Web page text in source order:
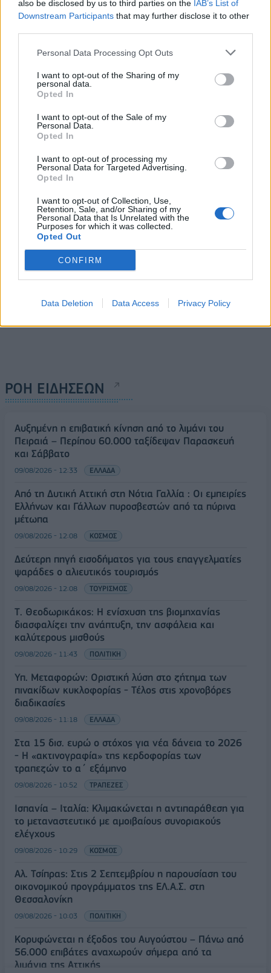
also be disclosed by us to third parties on the IAB’s List of
Downstream Participants that may further disclose it to other
Personal Data Processing Opt Outs
I want to opt-out of the Sharing of my
personal data.
Opted In
I want to opt-out of the Sale of my
Personal Data.
Opted In
I want to opt-out of processing my
Personal Data for Targeted Advertising.
Opted In
I want to opt-out of Collection, Use,
Retention, Sale, and/or Sharing of my
Personal Data that Is Unrelated with the
Purposes for which it was collected.
Opted Out
CONFIRM
Data Deletion Data Access Privacy Policy
Πίνακας του Τιτσιάνο σε
δημοπρασία, πρώτη φορά
μετά από 145 χρόνια
06/04/2024 - 14:43
Η Lara Croft αναδείχθηκε
ο πιο εμβληματικός
09/04/2024 - 11:56
ΡΟΗ ΕΙΔΗΣΕΩΝ
Αυξημένη η επιβατική κίνηση από το λιμάνι του
Πειραιά – Περίπου 60.000 ταξίδεψαν Παρασκευή
και Σάββατο
09/08/2026 - 12:33 ΕΛΛΑΔΑ
Από τη Δυτική Αττική στη Νότια Γαλλία : Οι εμπειρίες
Ελλήνων και Γάλλων πυροσβεστών από τα πύρινα
μέτωπα
09/08/2026 - 12:08 ΚΟΣΜΟΣ
Δεύτερη πηγή εισοδήματος για τους επαγγελματίες
ψαράδες ο αλιευτικός τουρισμός
09/08/2026 - 12:08 ΤΟΥΡΙΣΜΟΣ
Τ. Θεοδωρικάκος: Η ενίσχυση της βιομηχανίας
διασφαλίζει την ανάπτυξη, την ασφάλεια και
καλύτερους μισθούς
09/08/2026 - 11:43 ΠΟΛΙΤΙΚΗ
Υπ. Μεταφορών: Οριστική λύση στο ζήτημα των
πινακίδων κυκλοφορίας - Τέλος στις χρονοβόρες
διαδικασίες
09/08/2026 - 11:18 ΕΛΛΑΔΑ
Στα 15 δισ. ευρώ ο στόχος για νέα δάνεια το 2026
- Η «ακτινογραφία» της κερδοφορίας των
τραπεζών το α΄ εξάμηνο
09/08/2026 - 10:52 ΤΡΑΠΕΖΕΣ
Ισπανία – Ιταλία: Κλιμακώνεται η αντιπαράθεση για
το μεταναστευτικό με αμοιβαίους συνοριακούς
ελέγχους
09/08/2026 - 10:29 ΚΟΣΜΟΣ
Αλ. Τσίπρας: Στις 2 Σεπτεμβρίου η παρουσίαση του
οικονομικού προγράμματος της ΕΛ.Α.Σ. στη
Θεσσαλονίκη
09/08/2026 - 10:03 ΠΟΛΙΤΙΚΗ
Κορυφώνεται η έξοδος του Αυγούστου – Πάνω από
56.000 επιβάτες αναχωρούν σήμερα από τα
λιμάνια της Αττικής